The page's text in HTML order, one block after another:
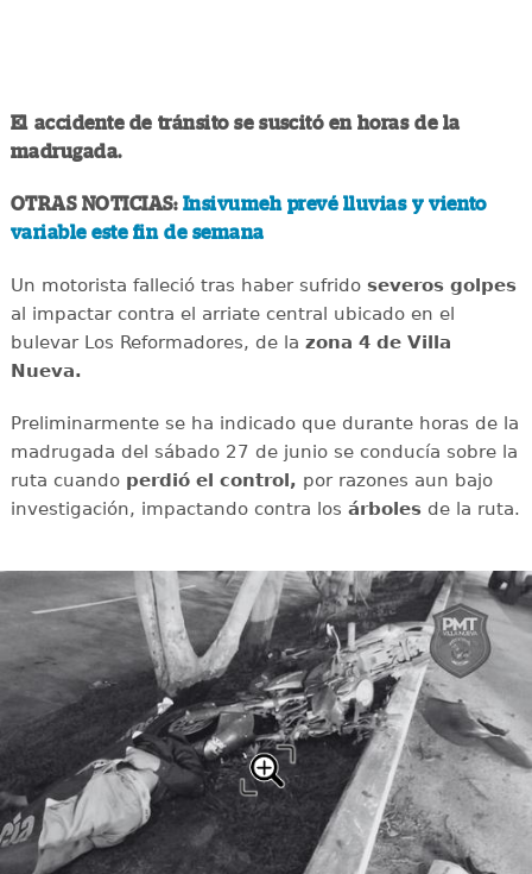
El accidente de tránsito se suscitó en horas de la
madrugada.
OTRAS NOTICIAS:Insivumeh prevé lluvias y viento
variable este fin de semana
Un motorista falleció tras haber sufrido severos golpes
al impactar contra el arriate central ubicado en el
bulevar Los Reformadores, de la zona 4 de Villa
Nueva.
Preliminarmente se ha indicado que durante horas de la
madrugada del sábado 27 de junio se conducía sobre la
ruta cuando perdió el control, por razones aun bajo
investigación, impactando contra los árbolesde la ruta.